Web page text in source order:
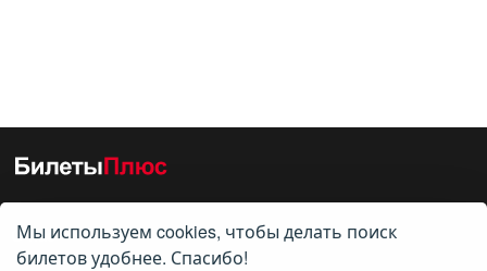
О нас
Мы используем cookies, чтобы делать поиск
билетов удобнее. Спасибо!